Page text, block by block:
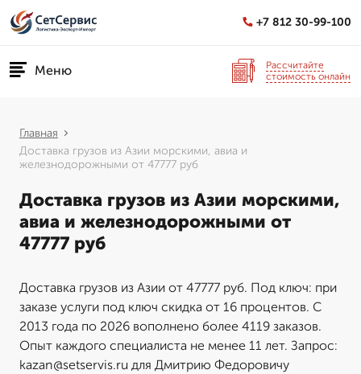
+7 812 30-99-100
Меню
Рассчитайте
стоимость онлайн
Главная
Доставка грузов из Азии морскими, авиа и
железнодорожными от 47777 руб
Доставка грузов из Азии морскими,
авиа и железнодорожными от
47777 руб
Доставка грузов из Азии от 47777 руб. Под ключ: при
заказе услуги под ключ скидка от 16 процентов. С
2013 года по 2026 вополнено более 4119 заказов.
Опыт каждого специалиста не менее 11 лет. Запрос:
kazan@setservis.ru для Дмитрию Федоровичу